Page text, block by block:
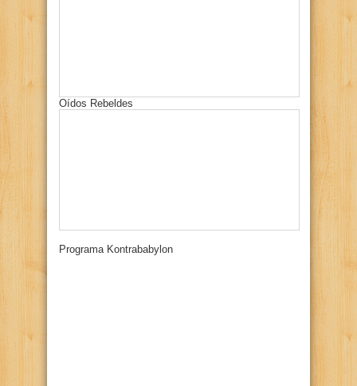
Oídos Rebeldes
Programa Kontrababylon